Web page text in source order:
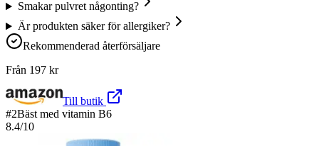
Smakar pulvret någonting?
Är produkten säker för allergiker?
Rekommenderad återförsäljare
Från 197 kr
Till butik
#2Bäst med vitamin B6
8.4/10